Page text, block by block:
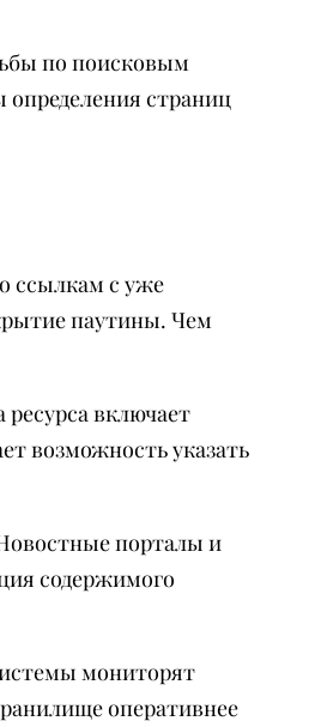
по поисковым
страниц
ссылкам с уже
паутины. Чем
включает
возможность указать
порталы и
содержимого
мониторят
оперативнее